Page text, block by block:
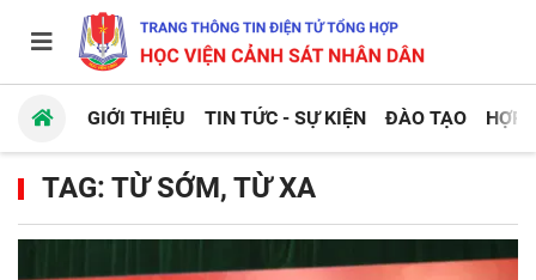
GIỚI THIỆU TIN TỨC - SỰ KIỆN ĐÀO TẠO HỢP
TAG: TỪ SỚM, TỪ XA